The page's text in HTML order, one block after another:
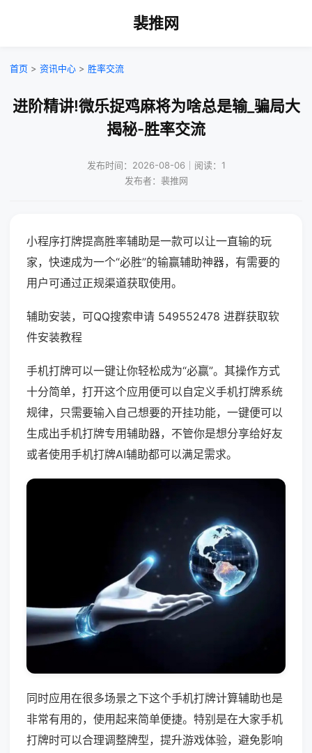
裴推网
首页 > 资讯中心 > 胜率交流
进阶精讲!微乐捉鸡麻将为啥总是输_骗局大
揭秘-胜率交流
发布时间：2026-08-06｜阅读：1
发布者：裴推网
小程序打牌提高胜率辅助是一款可以让一直输的玩
家，快速成为一个“必胜”的输赢辅助神器，有需要的
用户可通过正规渠道获取使用。
辅助安装，可QQ搜索申请 549552478 进群获取软
件安装教程
手机打牌可以一键让你轻松成为“必赢”。其操作方式
十分简单，打开这个应用便可以自定义手机打牌系统
规律，只需要输入自己想要的开挂功能，一键便可以
生成出手机打牌专用辅助器，不管你是想分享给好友
或者使用手机打牌AI辅助都可以满足需求。
同时应用在很多场景之下这个手机打牌计算辅助也是
非常有用的，使用起来简单便捷。特别是在大家手机
打牌时可以合理调整牌型，提升游戏体验，避免影响